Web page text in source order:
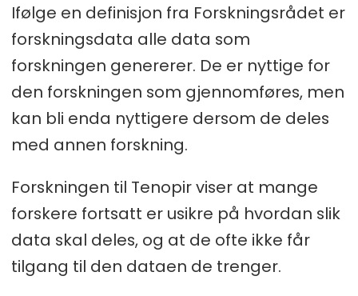
Ifølge en definisjon fra Forskningsrådet er
forskningsdata alle data som
forskningen genererer. De er nyttige for
den forskningen som gjennomføres, men
kan bli enda nyttigere dersom de deles
med annen forskning.
Forskningen til Tenopir viser at mange
forskere fortsatt er usikre på hvordan slik
data skal deles, og at de ofte ikke får
tilgang til den dataen de trenger.